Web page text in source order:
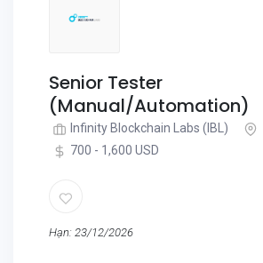
Senior Tester
(Manual/Automation)
Infinity Blockchain Labs (IBL)
700 - 1,600 USD
Hạn: 23/12/2026